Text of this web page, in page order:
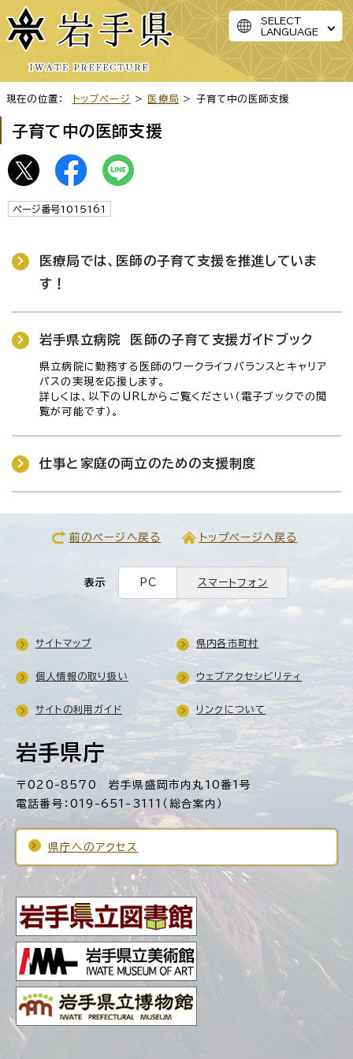
SELECT
LANGUAGE
現在の位置： トップページ > 医療局 > 子育て中の医師支援
子育て中の医師支援
ページ番号1015161
医療局では、医師の子育て支援を推進していま
す！
岩手県立病院 医師の子育て支援ガイドブック
県立病院に勤務する医師のワークライフバランスとキャリア
パスの実現を応援します。
詳しくは、以下のURLからご覧ください（電子ブックでの閲
覧が可能です）。
仕事と家庭の両立のための支援制度
前のページへ戻る トップページへ戻る
表示 PC スマートフォン
岩手県庁
〒020-8570 岩手県盛岡市内丸10番1号
電話番号：019-651-3111（総合案内）
県庁へのアクセス
サイトマップ 県内各市町村
個人情報の取り扱い ウェブアクセシビリティ
サイトの利用ガイド リンクについて